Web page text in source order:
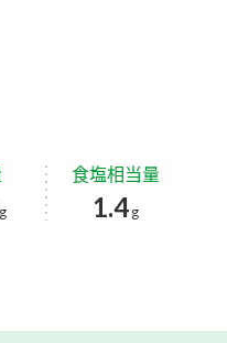
g
食塩相当量
1.4 g